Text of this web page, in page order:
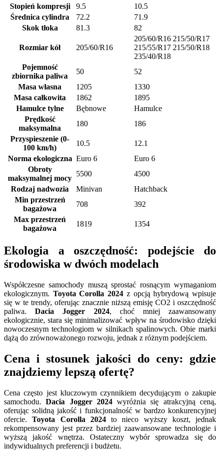
Stopień kompresji
9.5
10.5
Średnica cylindra
72.2
71.9
Skok tłoka
81.3 82
Rozmiar kół 205/60/R16
205/60/R16 215/50/R17
215/55/R17 215/50/R18
235/40/R18
Pojemność
zbiornika paliwa
50
52
Masa własna
1205
1330
Masa całkowita
1862
1895
Hamulce tylne
Bębnowe
Hamulce
Prędkość
maksymalna
180
186
Przyspieszenie (0-
100 km/h)
10.5
12.1
Norma ekologiczna Euro 6
Euro 6
Obroty
maksymalnej mocy
5500
4500
Rodzaj nadwozia
Minivan
Hatchback
Min przestrzeń
bagażowa
708
392
Max przestrzeń
bagażowa
1819 1354
Ekologia a oszczędność: podejście do
środowiska w dwóch modelach
Współczesne samochody muszą sprostać rosnącym wymaganiom
ekologicznym. Toyota Corolla 2024 z opcją hybrydową wpisuje
się w te trendy, oferując znacznie niższą emisję CO2 i oszczędność
paliwa.Dacia Jogger 2024, choć mniej zaawansowany
ekologicznie, stara się minimalizować wpływ na środowisko dzięki
nowoczesnym technologiom w silnikach spalinowych. Obie marki
dążą do zrównoważonego rozwoju, jednak z różnym podejściem.
Cena i stosunek jakości do ceny: gdzie
znajdziemy lepszą ofertę?
Cena często jest kluczowym czynnikiem decydującym o zakupie
samochodu.Dacia Jogger 2024wyróżnia się atrakcyjną ceną,
oferując solidną jakość i funkcjonalność w bardzo konkurencyjnej
ofercie.Toyota Corolla 2024to nieco wyższy koszt, jednak
rekompensowany jest przez bardziej zaawansowane technologie i
wyższą jakość wnętrza. Ostateczny wybór sprowadza się do
indywidualnych preferencji i budżetu.